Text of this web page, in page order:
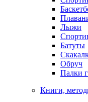
Лыжи
Батуты
Обруч
Палки
Книги,